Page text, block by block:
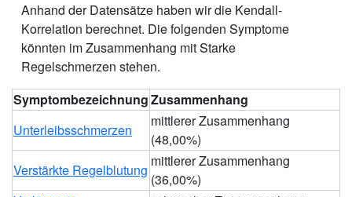
Anhand der Datensätze haben wir die Kendall-
Korrelation berechnet. Die folgenden Symptome
könnten im Zusammenhang mit Starke
Regelschmerzen stehen.
SymptombezeichnungZusammenhang
Unterleibsschmerzen
mittlerer Zusammenhang
(48,00%)
Verstärkte Regelblutung
mittlerer Zusammenhang
(36,00%)